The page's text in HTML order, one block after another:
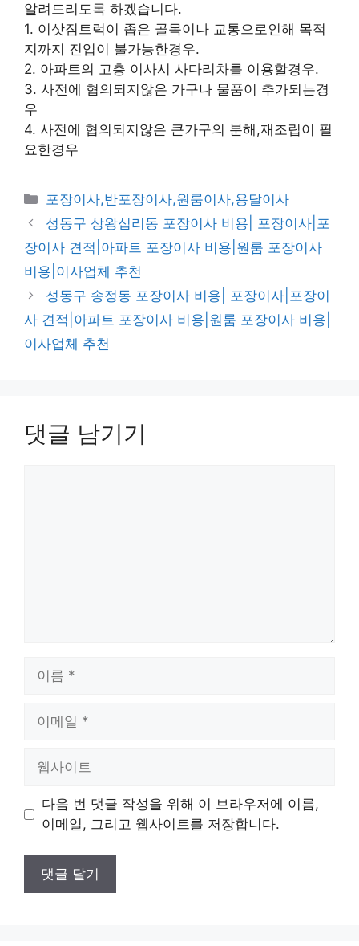
알려드리도록 하겠습니다.
1. 이삿짐트럭이 좁은 골목이나 교통으로인해 목적
지까지 진입이 불가능한경우.
2. 아파트의 고층 이사시 사다리차를 이용할경우.
3. 사전에 협의되지않은 가구나 물품이 추가되는경
우
4. 사전에 협의되지않은 큰가구의 분해,재조립이 필
요한경우
카
테
리
포장이사,반포장이사,원룸이사,용달이사
성동구 상왕십리동 포장이사 비용| 포장이사|포
장이사 견적|아파트 포장이사 비용|원룸 포장이사
비용|이사업체 추천
성동구 송정동 포장이사 비용| 포장이사|포장이
사 견적|아파트 포장이사 비용|원룸 포장이사 비용|
이사업체 추천
댓글 남기기
트
다음 번 댓글 작성을 위해 이 브라우저에 이름,
이메일, 그리고 웹사이트를 저장합니다.